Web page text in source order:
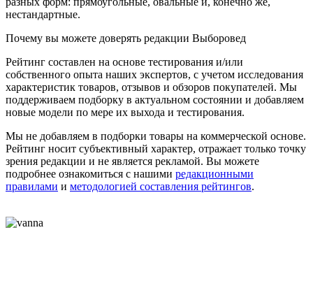
нестандартные.
Почему вы можете доверять редакции Выборовед
Рейтинг составлен на основе тестирования и/или
собственного опыта наших экспертов, с учетом исследования
характеристик товаров, отзывов и обзоров покупателей. Мы
поддерживаем подборку в актуальном состоянии и добавляем
новые модели по мере их выхода и тестирования.
Мы не добавляем в подборки товары на коммерческой основе.
Рейтинг носит субъективный характер, отражает только точку
зрения редакции и не является рекламой. Вы можете
подробнее ознакомиться с нашими редакционными
правилами и методологией составления рейтингов.